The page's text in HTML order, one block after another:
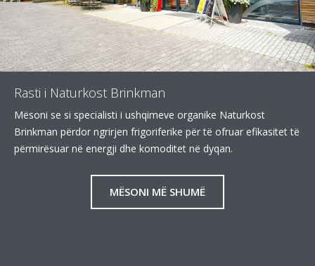
Rasti i Naturkost Brinkman
Mësoni se si specialisti i ushqimeve organike Naturkost
Brinkman përdor ngrirjen frigoriferike për të ofruar efikasitet të
përmirësuar në energji dhe komoditet në dyqan.
MËSONI MË SHUMË